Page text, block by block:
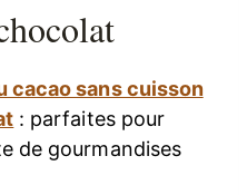
cacao sans cuisson
: parfaites pour
de gourmandises